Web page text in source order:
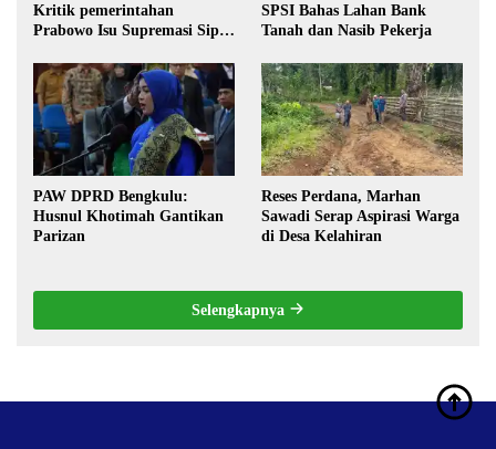
Kritik pemerintahan
Prabowo Isu Supremasi Sipil,
Pilkada oleh DPRD
SPSI Bahas Lahan Bank
Tanah dan Nasib Pekerja
PAW DPRD Bengkulu:
Husnul Khotimah Gantikan
Parizan
Reses Perdana, Marhan
Sawadi Serap Aspirasi Warga
di Desa Kelahiran
Selengkapnya